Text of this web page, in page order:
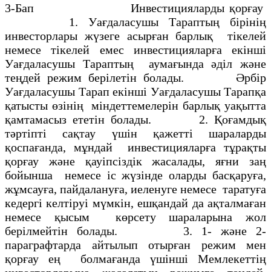
3-Бап Инвестицияларды қорғау
1. Уағдаласушы Тараптың бiрiнiң
инвесторлары жүзеге асырған барлық тiкелей
немесе тiкелей емес инвестицияларға екiншi
Уағдаласушы Тараптың аумағында әдiл және
теңдей режим берiлетiн болады. Әрбiр
Уағдаласушы Тарап екiншi Уағдаласушы Тарапқа
қатысты өзiнiң мiндеттемелерiн барлық уақытта
қамтамасыз ететiн болады. 2. Қоғамдық
тәртiптi сақтау үшiн қажеттi шараларды
қоспағанда, мұндай инвестицияларға тұрақты
қорғау және қауiпсiздiк жасалады, яғни заң
бойынша немесе iс жүзiнде оларды басқаруға,
жұмсауға, пайдалануға, иеленуге немесе таратуға
кедергi келтiруi мүмкiн, ешқандай да ақталмаған
немесе қысым көрсету шараларына жол
берiлмейтiн болады. 3. 1- және 2-
параграфтарда айтылып отырған режим мен
қорғау ең болмағанда үшiншi Мемлекеттiң